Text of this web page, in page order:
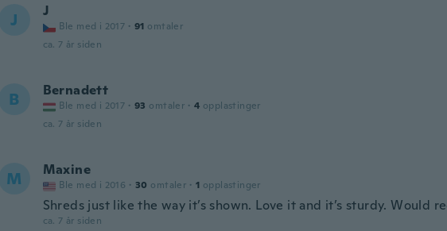
J J
Ble med i 2017 · 91 omtaler
ca. 7 år siden
B Bernadett
Ble med i 2017 · 93 omtaler · 4 opplastinger
ca. 7 år siden
M Maxine
Ble med i 2016 · 30 omtaler · 1 opplastinger
Shreds just like the way it’s shown. Love it and it’s sturdy. Would
ca. 7 år siden